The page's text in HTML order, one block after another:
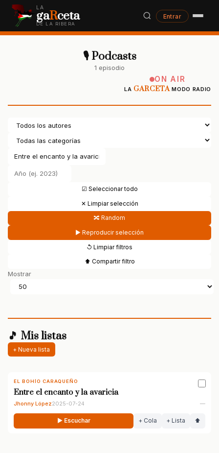
LA
gaRceta
DE LA RIBERA
Entrar
🎙 Podcasts
1 episodio
ON AIR
LA GARCETAMODO RADIO
☑ Seleccionar todo
✕ Limpiar selección
🔀 Random
▶ Reproducir selección
↺ Limpiar filtros
⬆ Compartir filtro
Mostrar
🎵 Mis listas
+ Nueva lista
EL BOHÍO CARAQUEÑO
Entre el encanto y la avaricia
Jhonny López2025-07-24 —
▶ Escuchar + Cola + Lista ⬆